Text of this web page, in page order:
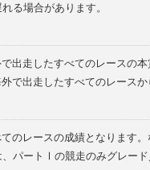
る場合があります。
出走したすべてのレースの
で出走したすべてのレース
のレースの成績となります
パートⅠの競走のみグレード